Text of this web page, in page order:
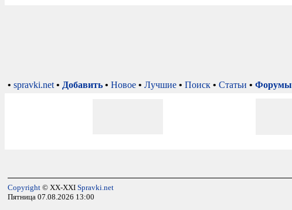
• spravki.net • Добавить • Новое • Лучшие • Поиск • Статьи • Форумы
Copyright © XX-XXI Spravki.net
Пятница 07.08.2026 13:00